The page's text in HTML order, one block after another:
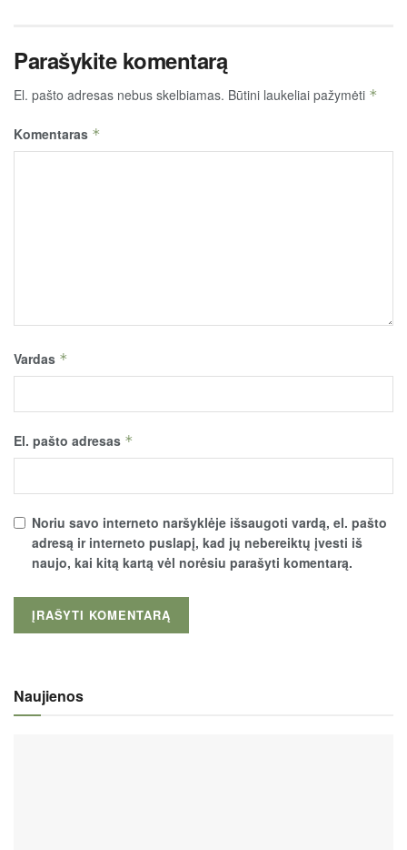
Parašykite komentarą
El. pašto adresas nebus skelbiamas. Būtini laukeliai pažymėti *
Komentaras *
Vardas *
El. pašto adresas *
Noriu savo interneto naršyklėje išsaugoti vardą, el. pašto
adresą ir interneto puslapį, kad jų nebereiktų įvesti iš
naujo, kai kitą kartą vėl norėsiu parašyti komentarą.
Naujienos